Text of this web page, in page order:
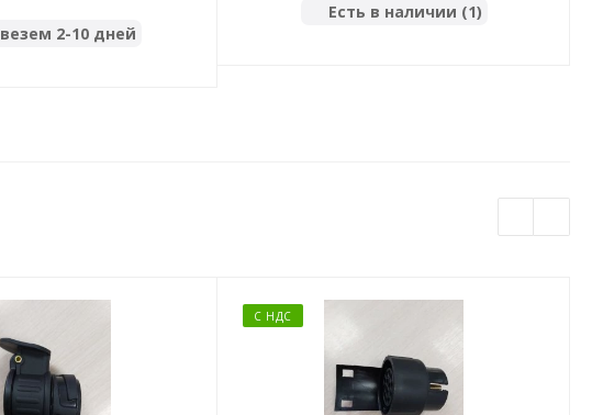
2-10 дней
Есть в наличии (1)
С НДС